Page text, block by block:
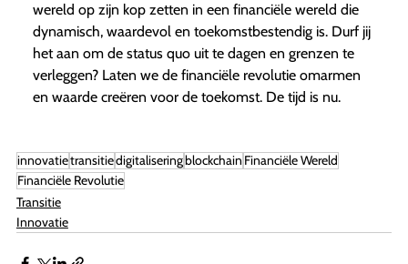
wereld op zijn kop zetten in een financiële wereld die
dynamisch, waardevol en toekomstbestendig is. Durf jij
het aan om de status quo uit te dagen en grenzen te
verleggen? Laten we de financiële revolutie omarmen
en waarde creëren voor de toekomst. De tijd is nu.
innovatietransitiedigitaliseringblockchain Financiële Wereld
Financiële Revolutie
Transitie
Innovatie